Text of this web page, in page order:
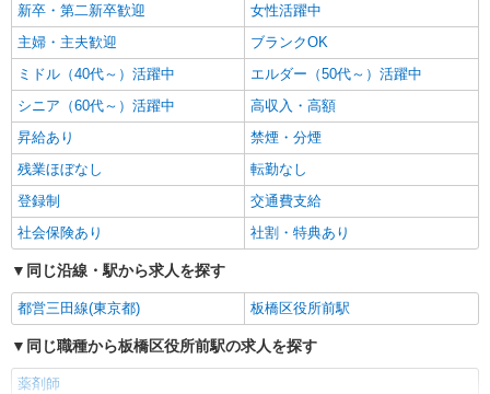
新卒・第二新卒歓迎
女性活躍中
主婦・主夫歓迎
ブランクOK
ミドル（40代～）活躍中
エルダー（50代～）活躍中
シニア（60代～）活躍中
高収入・高額
昇給あり
禁煙・分煙
残業ほぼなし
転勤なし
登録制
交通費支給
社会保険あり
社割・特典あり
同じ沿線・駅から求人を探す
都営三田線(東京都) 板橋区役所前駅
同じ職種から板橋区役所前駅の求人を探す
薬剤師